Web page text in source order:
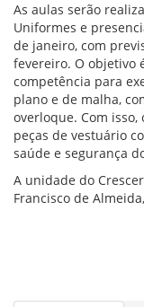
As aulas serão
Uniformes e
de janeiro, com
fevereiro. O objetivo
competência para
plano e de malha,
overloque. Com
peças de vestuário
saúde e segurança
A unidade do
Francisco de